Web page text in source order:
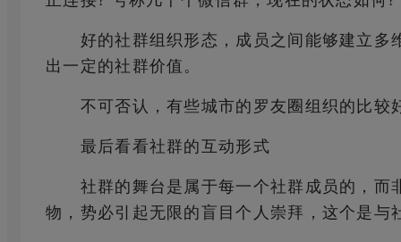
好的社群组织形态，成员之间能够建立多
出一定的社群价值。
不可否认，有些城市的罗友圈组织的比较
最后看看社群的互动形式
社群的舞台是属于每一个社群成员的，而
物，势必引起无限的盲目个人崇拜，这个是与